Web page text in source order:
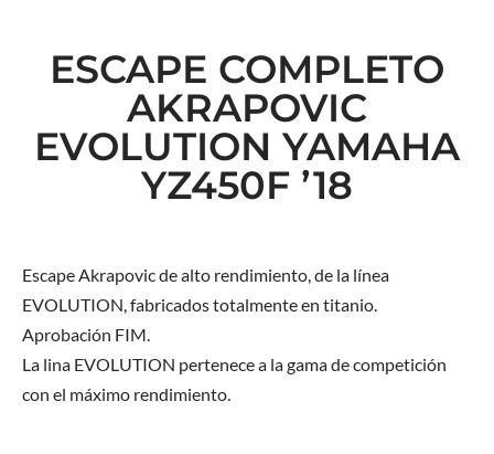
ESCAPE COMPLETO
AKRAPOVIC
EVOLUTION YAMAHA
YZ450F ’18
Escape Akrapovic de alto rendimiento, de la línea
EVOLUTION, fabricados totalmente en titanio.
Aprobación FIM.
La lina EVOLUTION pertenece a la gama de competición
con el máximo rendimiento.